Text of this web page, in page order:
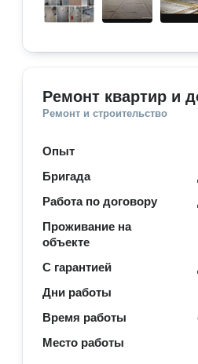
Ремонт квартир и
Ремонт и строительство
Опыт
Бригада
Работа по договору
Проживание на
объекте
С гарантией
Дни работы
Время работы
Место работы